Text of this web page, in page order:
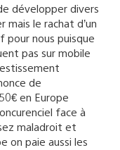
développer divers
le rachat d’un
nous puisque
pas sur mobile
de
en Europe
face à
maladroit et
on paie aussi les